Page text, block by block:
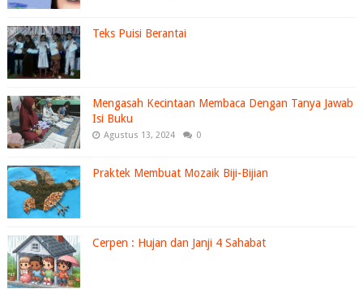
Teks Puisi Berantai
Mengasah Kecintaan Membaca Dengan Tanya Jawab
Isi Buku
Agustus 13, 2024 0
Praktek Membuat Mozaik Biji-Bijian
Cerpen : Hujan dan Janji 4 Sahabat